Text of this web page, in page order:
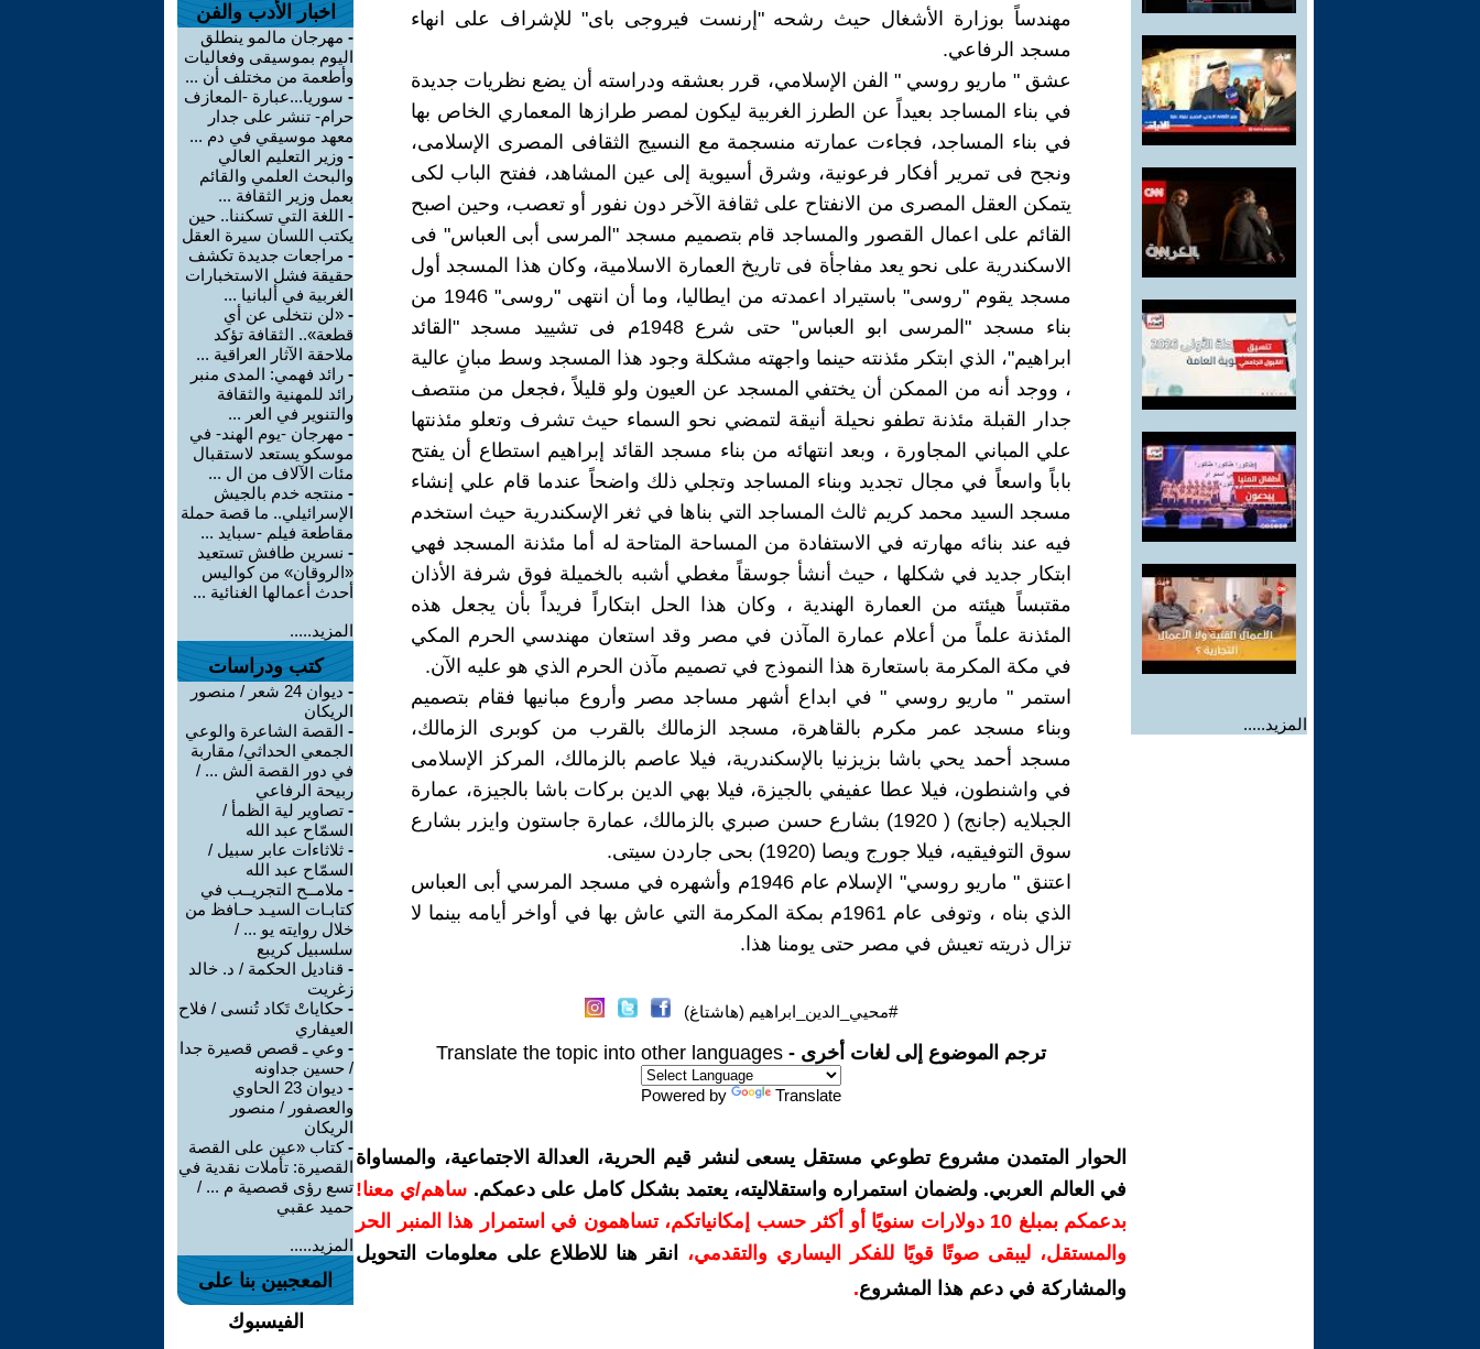
المزيد.....
مهندساً بوزارة الأشغال حيث رشحه "إرنست فيروجى باى" للإشراف على انهاء
مسجد الرفاعي.
عشق " ماريو روسي " الفن الإسلامي، قرر بعشقه ودراسته أن يضع نظريات جديدة
في بناء المساجد بعيداً عن الطرز الغربية ليكون لمصر طرازها المعماري الخاص بها
في بناء المساجد، فجاءت عمارته منسجمة مع النسيج الثقافى المصرى الإسلامى،
ونجح فى تمرير أفكار فرعونية، وشرق أسيوية إلى عين المشاهد، ففتح الباب لكى
يتمكن العقل المصرى من الانفتاح على ثقافة الآخر دون نفور أو تعصب، وحين اصبح
القائم على اعمال القصور والمساجد قام بتصميم مسجد "المرسى أبى العباس" فى
الاسكندرية على نحو يعد مفاجأة فى تاريخ العمارة الاسلامية، وكان هذا المسجد أول
مسجد يقوم "روسى" باستيراد اعمدته من ايطاليا، وما أن انتهى "روسى" 1946 من
بناء مسجد "المرسى ابو العباس" حتى شرع 1948م فى تشييد مسجد "القائد
ابراهيم"، الذي ابتكر مئذنته حينما واجهته مشكلة وجود هذا المسجد وسط مبانٍ عالية
، ووجد أنه من الممكن أن يختفي المسجد عن العيون ولو قليلاً ،فجعل من منتصف
جدار القبلة مئذنة تطفو نحيلة أنيقة لتمضي نحو السماء حيث تشرف وتعلو مئذنتها
علي المباني المجاورة ، وبعد انتهائه من بناء مسجد القائد إبراهيم استطاع أن يفتح
باباً واسعاً في مجال تجديد وبناء المساجد وتجلي ذلك واضحاً عندما قام علي إنشاء
مسجد السيد محمد كريم ثالث المساجد التي بناها في ثغر الإسكندرية حيث استخدم
فيه عند بنائه مهارته في الاستفادة من المساحة المتاحة له أما مئذنة المسجد فهي
ابتكار جديد في شكلها ، حيث أنشأ جوسقاً مغطي أشبه بالخميلة فوق شرفة الأذان
مقتبساً هيئته من العمارة الهندية ، وكان هذا الحل ابتكاراً فريداً بأن يجعل هذه
المئذنة علماً من أعلام عمارة المآذن في مصر وقد استعان مهندسي الحرم المكي
في مكة المكرمة باستعارة هذا النموذج في تصميم مآذن الحرم الذي هو عليه الآن.
استمر " ماريو روسي " في ابداع أشهر مساجد مصر وأروع مبانيها فقام بتصميم
وبناء مسجد عمر مكرم بالقاهرة، مسجد الزمالك بالقرب من كوبرى الزمالك،
مسجد أحمد يحي باشا بزيزنيا بالإسكندرية، فيلا عاصم بالزمالك، المركز الإسلامى
في واشنطون، فيلا عطا عفيفي بالجيزة، فيلا بهي الدين بركات باشا بالجيزة، عمارة
الجبلايه (جانج) ( 1920) بشارع حسن صبري بالزمالك، عمارة جاستون وايزر بشارع
سوق التوفيقيه، فيلا جورج ويصا (1920) بحى جاردن سيتى.
اعتنق " ماريو روسي" الإسلام عام 1946م وأشهره في مسجد المرسي أبى العباس
الذي بناه ، وتوفى عام 1961م بمكة المكرمة التي عاش بها في أواخر أيامه بينما لا
تزال ذريته تعيش في مصر حتى يومنا هذا.
#محيي_الدين_ابراهيم (هاشتاغ)
ترجم الموضوع إلى لغات أخرى - Translate the topic into other languages
Powered by Translate
الحوار المتمدن مشروع تطوعي مستقل يسعى لنشر قيم الحرية، العدالة الاجتماعية، والمساواة
في العالم العربي. ولضمان استمراره واستقلاليته، يعتمد بشكل كامل على دعمكم. ساهم/ي معنا!
بدعمكم بمبلغ 10 دولارات سنويًا أو أكثر حسب إمكانياتكم، تساهمون في استمرار هذا المنبر الحر
والمستقل، ليبقى صوتًا قويًا للفكر اليساري والتقدمي،
انقر هنا للاطلاع على معلومات التحويل
والمشاركة في دعم هذا المشروع.
اخبار الأدب والفن
- مهرجان مالمو ينطلق
اليوم بموسيقى وفعاليات
وأطعمة من مختلف أن ...
- سوريا...عبارة -المعازف
حرام- تنشر على جدار
معهد موسيقي في دم ...
- وزير التعليم العالي
والبحث العلمي والقائم
بعمل وزير الثقافة ...
- اللغة التي تسكننا.. حين
يكتب اللسان سيرة العقل
- مراجعات جديدة تكشف
حقيقة فشل الاستخبارات
الغربية في ألبانيا ...
- «لن نتخلى عن أي
قطعة».. الثقافة تؤكد
ملاحقة الآثار العراقية ...
- رائد فهمي: المدى منبر
رائد للمهنية والثقافة
والتنوير في العر ...
- مهرجان -يوم الهند- في
موسكو يستعد لاستقبال
مئات الآلاف من ال ...
- منتجه خدم بالجيش
الإسرائيلي.. ما قصة حملة
مقاطعة فيلم -سبايد ...
- نسرين طافش تستعيد
«الروقان» من كواليس
أحدث أعمالها الغنائية ...
المزيد.....
كتب ودراسات
-
ديوان 24 شعر / منصور
الريكان
- القصة الشاعرة والوعي
الجمعي الحداثي/ مقاربة
في دور القصة الش ... /
ربيحة الرفاعي
- تصاوير لية الظمأ /
السمّاح عبد الله
- ثلاثاءات عابر سبيل /
السمّاح عبد الله
- ملامــح التجريــب في
كتابـات السيـد حـافظ من
خلال روايته يو ... /
سلسبيل كريبع
- قناديل الحكمة / د. خالد
زغريت
- حكاياتْ تَكاد تُنسى / فلاح
العيفاري
- وعي ـ قصص قصيرة جدا
/ حسين جداونه
-
ديوان 23 الحاوي
والعصفور / منصور
الريكان
-كتاب «عين على القصة
القصيرة: تأملات نقدية في
تسع رؤى قصصية م ... /
حميد عقبي
المزيد.....
المعجبين بنا على
الفيسبوك